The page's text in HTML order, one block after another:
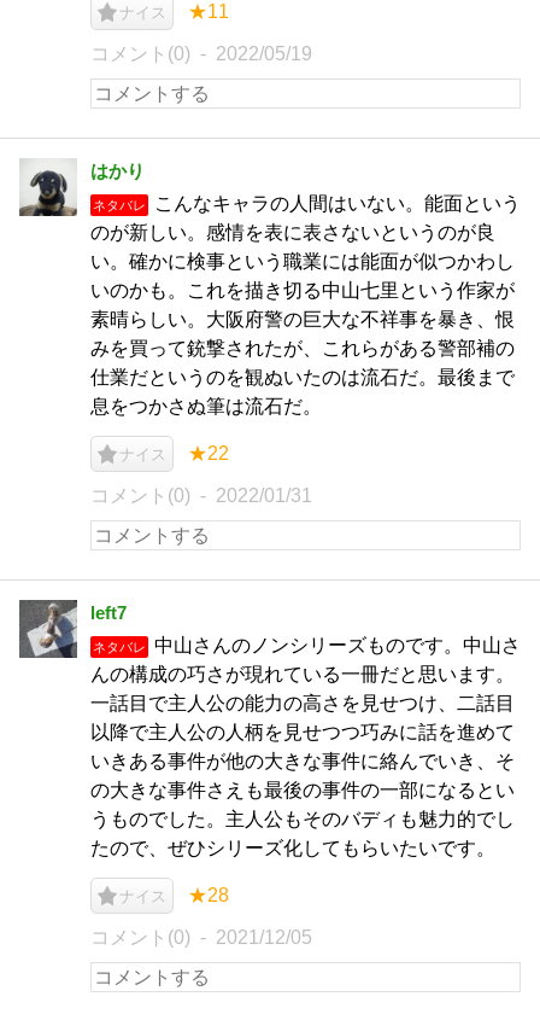
ナイス ★11
コメント(0) 2022/05/19
はかり
ネタバレ
こんなキャラの人間はいない。能面という
のが新しい。感情を表に表さないというのが良
い。確かに検事という職業には能面が似つかわし
いのかも。これを描き切る中山七里という作家が
素晴らしい。大阪府警の巨大な不祥事を暴き、恨
みを買って銃撃されたが、これらがある警部補の
仕業だというのを観ぬいたのは流石だ。最後まで
息をつかさぬ筆は流石だ。
ナイス ★22
コメント(0) 2022/01/31
left7
ネタバレ
中山さんのノンシリーズものです。中山さ
んの構成の巧さが現れている一冊だと思います。
一話目で主人公の能力の高さを見せつけ、二話目
以降で主人公の人柄を見せつつ巧みに話を進めて
いきある事件が他の大きな事件に絡んでいき、そ
の大きな事件さえも最後の事件の一部になるとい
うものでした。主人公もそのバディも魅力的でし
たので、ぜひシリーズ化してもらいたいです。
ナイス ★28
コメント(0) 2021/12/05